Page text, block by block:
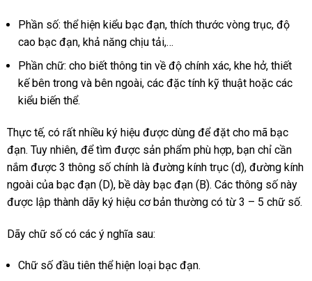
Phần số: thể hiện kiểu bạc đạn, thích thước vòng trục, độ
cao bạc đạn, khả năng chịu tải,…
Phần chữ: cho biết thông tin về độ chính xác, khe hở, thiết
kế bên trong và bên ngoài, các đặc tính kỹ thuật hoặc các
kiểu biến thể.
Thực tế, có rất nhiều ký hiệu được dùng để đặt cho mã bạc
đạn. Tuy nhiên, để tìm được sản phẩm phù hợp, bạn chỉ cần
nắm được 3 thông số chính là đường kính trục (d), đường kính
ngoài của bạc đạn (D), bề dày bạc đạn (B). Các thông số này
được lập thành dãy ký hiệu cơ bản thường có từ 3 – 5 chữ số.
Dãy chữ số có các ý nghĩa sau:
Chữ số đầu tiên thể hiện loại bạc đạn.